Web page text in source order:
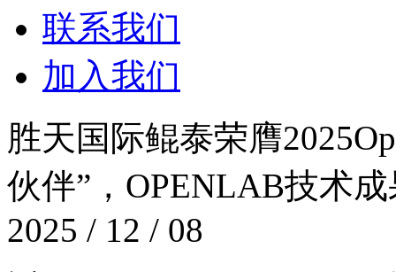
联系我们
加入我们
胜天国际鲲泰荣膺
伙伴”，OPENLAB技术
2025 / 12 / 08